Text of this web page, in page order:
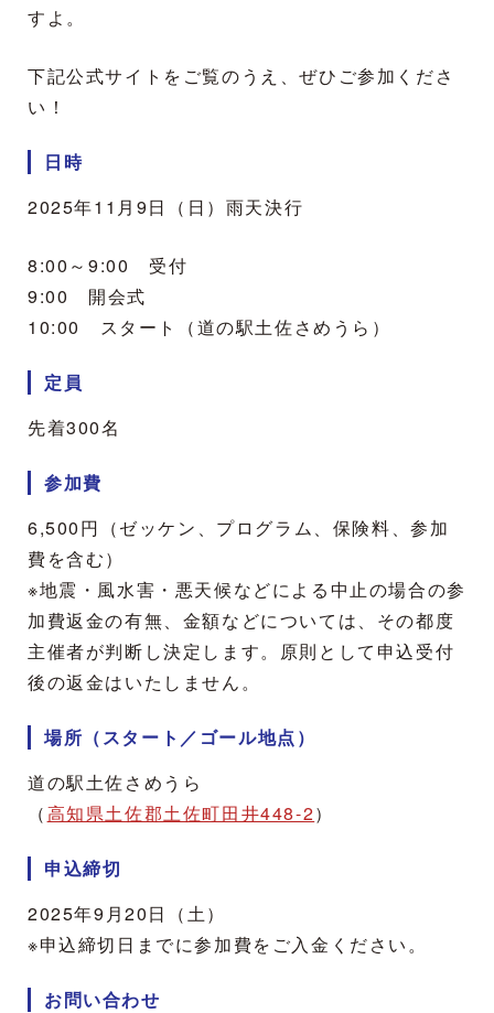
すよ。
下記公式サイトをご覧のうえ、ぜひご参加くださ
い！
日時
2025年11月9日（日）雨天決行
8:00～9:00 受付
9:00 開会式
10:00 スタート （道の駅土佐さめうら）
定員
先着300名
参加費
6,500円（ゼッケン、プログラム、保険料、参加
費を含む）
※地震・風水害・悪天候などによる中止の場合の参
加費返金の有無、金額などについては、その都度
主催者が判断し決定します。原則として申込受付
後の返金はいたしません。
場所（スタート／ゴール地点）
道の駅土佐さめうら
（高知県土佐郡土佐町田井448-2）
申込締切
2025年9月20日（土）
※申込締切日までに参加費をご入金ください。
お問い合わせ